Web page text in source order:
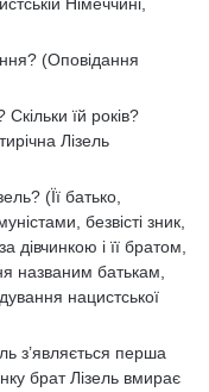
(Оповідання
їй років?
Лізель
(Її батько,
безвісті зник,
і її братом,
названим батькам,
нацистської
з’являється перша
брат Лізель вмирає